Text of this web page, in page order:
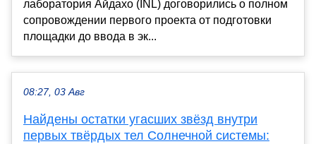
лаборатория Айдахо (INL) договорились о полном
сопровождении первого проекта от подготовки
площадки до ввода в эк...
08:27, 03 Авг
Найдены остатки угасших звёзд внутри
первых твёрдых тел Солнечной системы: